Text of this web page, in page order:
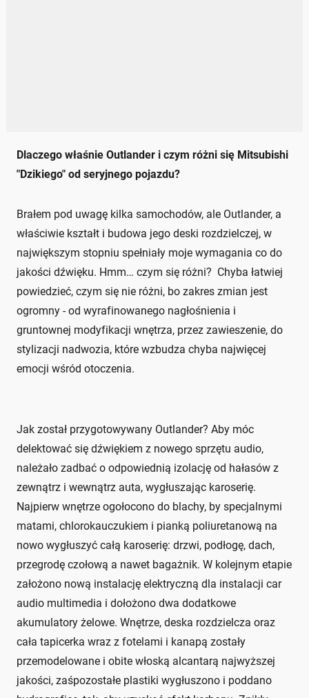
Dlaczego właśnie Outlander i czym różni się Mitsubishi
"Dzikiego" od seryjnego pojazdu?
Brałem pod uwagę kilka samochodów, ale Outlander, a
właściwie kształt i budowa jego deski rozdzielczej, w
największym stopniu spełniały moje wymagania co do
jakości dźwięku. Hmm… czym się różni? Chyba łatwiej
powiedzieć, czym się nie różni, bo zakres zmian jest
ogromny - od wyrafinowanego nagłośnienia i
gruntownej modyfikacji wnętrza, przez zawieszenie, do
stylizacji nadwozia, które wzbudza chyba najwięcej
emocji wśród otoczenia.
Jak został przygotowywany Outlander? Aby móc
delektować się dźwiękiem z nowego sprzętu audio,
należało zadbać o odpowiednią izolację od hałasów z
zewnątrz i wewnątrz auta, wygłuszając karoserię.
Najpierw wnętrze ogołocono do blachy, by specjalnymi
matami, chlorokauczukiem i pianką poliuretanową na
nowo wygłuszyć całą karoserię: drzwi, podłogę, dach,
przegrodę czołową a nawet bagażnik. W kolejnym etapie
założono nową instalację elektryczną dla instalacji car
audio multimedia i dołożono dwa dodatkowe
akumulatory żelowe. Wnętrze, deska rozdzielcza oraz
cała tapicerka wraz z fotelami i kanapą zostały
przemodelowane i obite włoską alcantarą najwyższej
jakości, zaśpozostałe plastiki wygłuszono i poddano